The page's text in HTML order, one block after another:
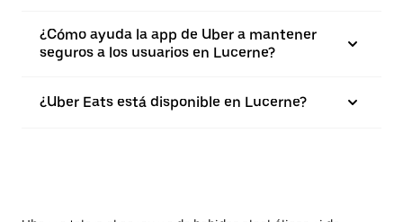
¿Cómo ayuda la app de Uber a mantener
seguros a los usuarios en Lucerne?
¿Uber Eats está disponible en Lucerne?